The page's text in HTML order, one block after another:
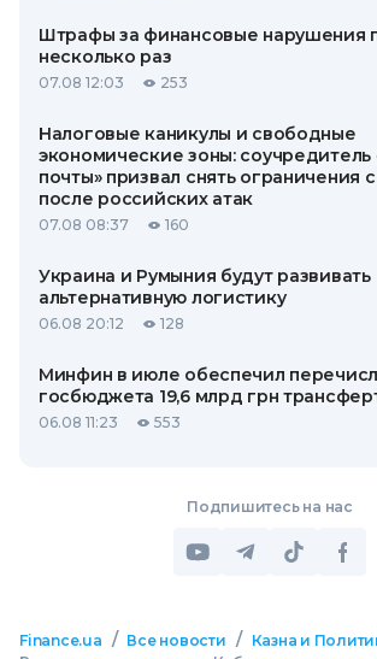
Штрафы за финансовые нарушения
несколько раз
07.08 12:03 253
Налоговые каникулы и свободные
экономические зоны: соучредитель
почты» призвал снять ограничения
после российских атак
07.08 08:37 160
Украина и Румыния будут развивать
альтернативную логистику
06.08 20:12 128
Минфин в июле обеспечил
госбюджета 19,6 млрд грн
06.08 11:23 553
Подпишитесь на нас
Finance.ua / Все новости / Казна и